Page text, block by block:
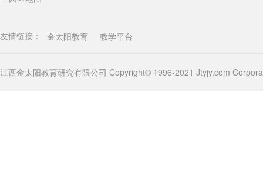
友情链接： 金太阳教育 教学平台
江西金太阳教育研究有限公司 Copyright© 1996-2021 Jtyjy.com